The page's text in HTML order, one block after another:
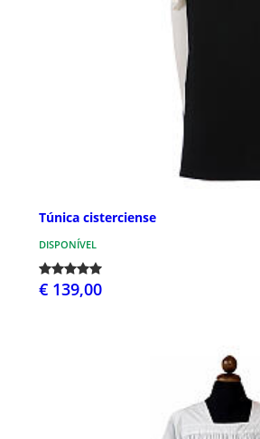
Túnica cisterciense
DISPONÍVEL
€ 139,00